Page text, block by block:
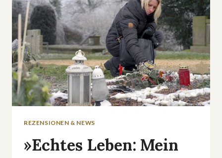
WUT
AUF
FRAUEN«
REZENSIONEN & NEWS
»Echtes Leben: Mein